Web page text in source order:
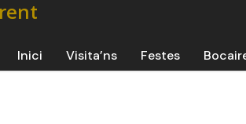
Inici Visita’ns Festes